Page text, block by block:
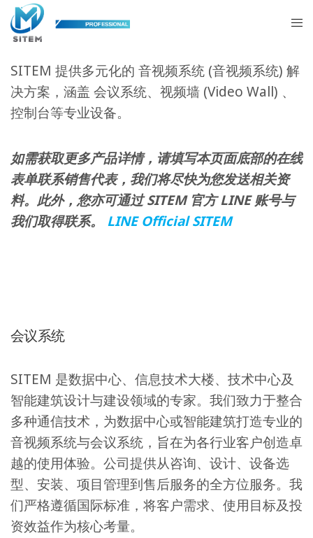
音视频系统
SITEM 提供多元化的 音视频系统 (音视频系统) 解
决方案，涵盖 会议系统、视频墙 (Video Wall) 、
控制台等专业设备。
如需获取更多产品详情，请填写本页面底部的在线
表单联系销售代表，我们将尽快为您发送相关资
料。此外，您亦可通过 SITEM 官方 LINE 账号与
我们取得联系。 LINE Official SITEM
会议系统
SITEM 是数据中心、信息技术大楼、技术中心及
智能建筑设计与建设领域的专家。我们致力于整合
多种通信技术，为数据中心或智能建筑打造专业的
音视频系统与会议系统，旨在为各行业客户创造卓
越的使用体验。公司提供从咨询、设计、设备选
型、安装、项目管理到售后服务的全方位服务。我
们严格遵循国际标准，将客户需求、使用目标及投
资效益作为核心考量。